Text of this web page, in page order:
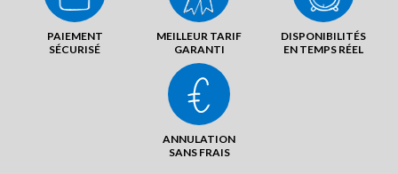
PAIEMENT
SÉCURISÉ
MEILLEUR TARIF
GARANTI
DISPONIBILITÉS
EN TEMPS RÉEL
ANNULATION
SANS FRAIS